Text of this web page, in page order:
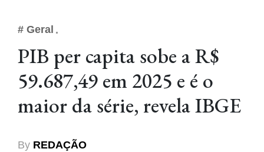
# Geral
PIB per capita sobe a R$
59.687,49 em 2025 e é o
maior da série, revela IBGE
By REDAÇÃO